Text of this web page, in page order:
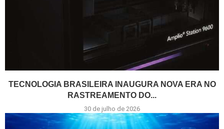
TECNOLOGIA BRASILEIRA INAUGURA NOVA ERA NO
RASTREAMENTO DO...
30 de julho de 2026